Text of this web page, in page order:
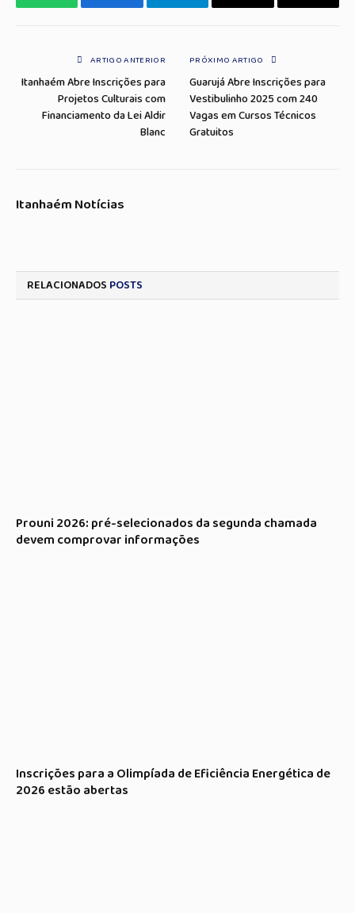
WhatsApp Facebook Telegrama Copiar
E-
ARTIGO ANTERIOR
Itanhaém Abre Inscrições para
Projetos Culturais com
Financiamento da Lei Aldir
Blanc
PRÓXIMO ARTIGO
Guarujá Abre Inscrições para
Vestibulinho 2025 com 240
Vagas em Cursos Técnicos
Gratuitos
Itanhaém Notícias
RELACIONADOS POSTS
Prouni 2026: pré-selecionados da segunda chamada
devem comprovar informações
Inscrições para a Olimpíada de Eficiência Energética de
2026 estão abertas